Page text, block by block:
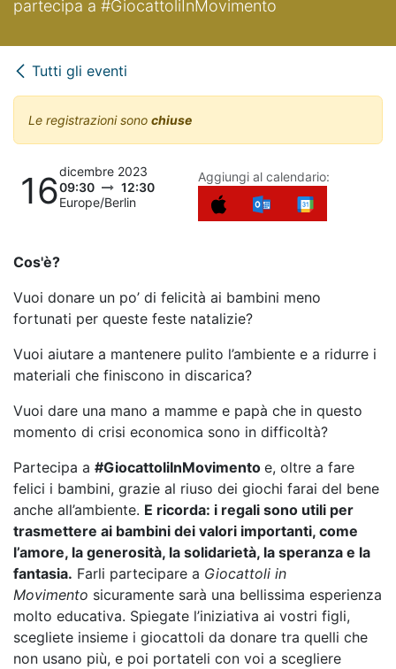
partecipa a #GiocattoliInMovimento
Tutti gli eventi
Le registrazioni sono chiuse
16dicembre 2023
09:30
12:30
Europe/Berlin
Aggiungi al calendario:
Cos'è?
Vuoi donare un po’ di felicità ai bambini meno
fortunati per queste feste natalizie?
Vuoi aiutare a mantenere pulito l’ambiente e a ridurre i
materiali che finiscono in discarica?
Vuoi dare una mano a mamme e papà che in questo
momento di crisi economica sono in difficoltà?
Partecipa a #GiocattoliInMovimento e, oltre a fare
felici i bambini, grazie al riuso dei giochi farai del bene
anche all’ambiente. E ricorda: i regali sono utili per
trasmettere ai bambini dei valori importanti, come
l’amore, la generosità, la solidarietà, la speranza e la
fantasia. Farli partecipare a Giocattoli in
Movimento sicuramente sarà una bellissima esperienza
molto educativa. Spiegate l’iniziativa ai vostri figli,
scegliete insieme i giocattoli da donare tra quelli che
non usano più, e poi portateli con voi a scegliere